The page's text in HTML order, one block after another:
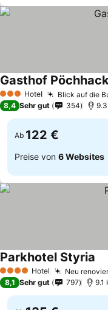
3 SterneHotel Blick auf die
Gasthof
8,4 Sehr gut 354
Ab 122 €
Preise von 6 Websites
4 Sterne Hotel Neu
Parkhotel Styria
8,1 Sehr gut 797 9.1